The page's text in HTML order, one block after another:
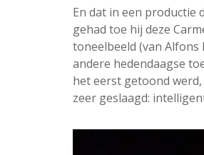
En dat in een productie
gehad toe hij deze
toneelbeeld (van Alfons
andere hedendaagse
het eerst getoond
zeer geslaagd: